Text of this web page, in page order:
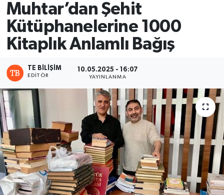
Muhtar’dan Şehit
Kütüphanelerine 1000
Kitaplık Anlamlı Bağış
TE BILIŞIM
EDITÖR
10.05.2025 - 16:07
YAYINLANMA